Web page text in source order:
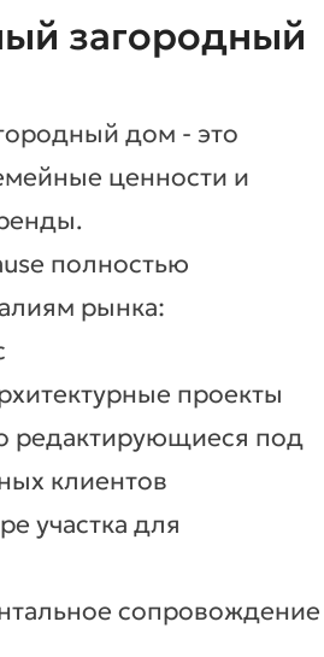
загородный
дом - это
ценности и
полностью
рынка:
проекты
редактирующиеся под
клиентов
участка для
сопровождение